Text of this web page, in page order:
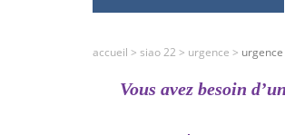
accueil > siao 22 > urgence > urgence
Vous avez besoin